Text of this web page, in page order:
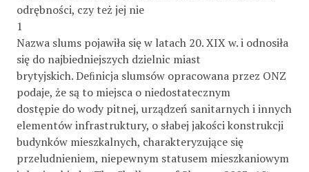
odrębności, czy też jej nie
1
Nazwa slums pojawiła się w latach 20. XIX w. i odnosiła
się do najbiedniejszych dzielnic miast
brytyjskich. Deﬁnicja slumsów opracowana przez ONZ
podaje, że są to miejsca o niedostatecznym
dostępie do wody pitnej, urządzeń sanitarnych i innych
elementów infrastruktury, o słabej jakości konstrukcji
budynków mieszkalnych, charakteryzujące się
przeludnieniem, niepewnym statusem mieszkaniowym